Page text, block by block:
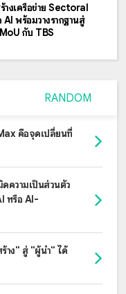
างเครือข่าย Sectoral
พร้อมวางรากฐานสู่
กับ TBS
RANDOM
คือจุดเปลี่ยนที่
ความเป็นส่วนตัว
หรือ AI-
าง" สู่ "ผู้นำ" ได้